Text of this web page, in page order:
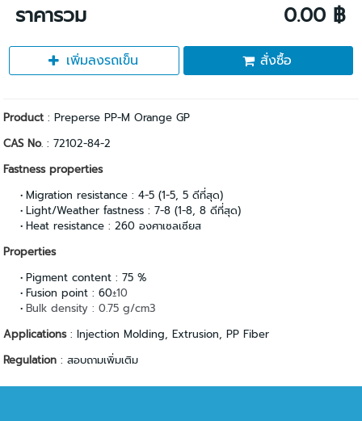
ราคารวม 0.00 ฿
เพิ่มลงรถเข็น สั่งซื้อ
Product : Preperse PP-M Orange GP
CAS No. : 72102-84-2
Fastness properties
Migration resistance : 4-5 (1-5, 5 ดีที่สุด)
Light/Weather fastness : 7-8 (1-8, 8 ดีที่สุด)
Heat resistance : 260 องศาเซลเซียส
Properties
Pigment content : 75 %
Fusion point : 60±10
Bulk density : 0.75 g/cm3
Applications: Injection Molding, Extrusion, PP Fiber
Regulation : สอบถามเพิ่มเติม